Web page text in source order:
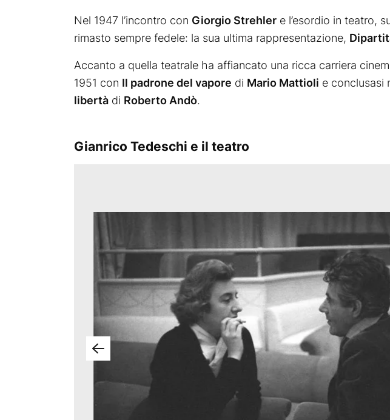
Nel 1947 l’incontro con Giorgio Strehler e l’esordio in teatro,
rimasto sempre fedele: la sua ultima rappresentazione,
Accanto a quella teatrale ha affiancato una ricca carriera
1951 con Il padrone del vapore di Mario Mattioli e conclusasi
libertà di Roberto Andò.
Gianrico Tedeschi e il teatro